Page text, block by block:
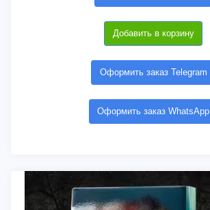
Добавить в корзину
Оформить заказ Telegram
Оформить заказ WhatsApp